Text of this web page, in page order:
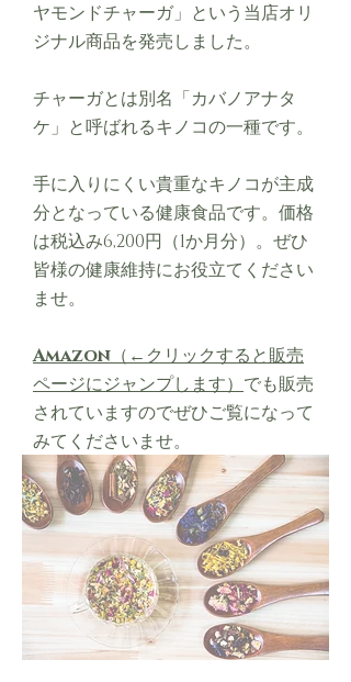
ヤモンドチャーガ」という当店オリ
ジナル商品を発売しました。
チャーガとは別名「カバノアナタ
ケ」と呼ばれるキノコの一種です。
手に入りにくい貴重なキノコが主成
分となっている健康食品です。価格
は税込み6,200円（1か月分）。ぜひ
皆様の健康維持にお役立てください
ませ。
Amazon （←クリックすると販売
ページにジャンプします） でも販売
されていますのでぜひご覧になって
みてくださいませ。
​チャーガに関してはブログ（←クリ
ックするとブログにジャンプしま
す）にて説明しています。ぜひご覧
ください。